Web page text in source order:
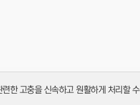
고충을 신속하고 원활하게 처리할